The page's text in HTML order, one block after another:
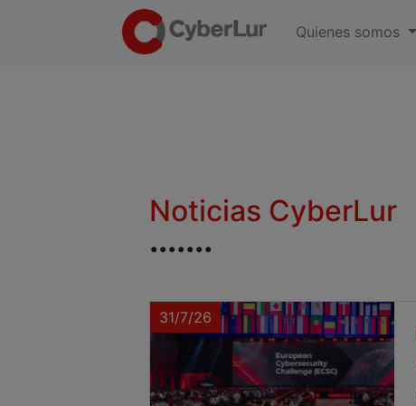
Quienes somos
Noticias CyberLur
.......
31/7/26